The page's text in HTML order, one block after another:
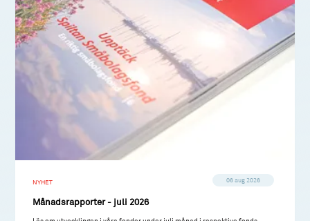
NYHET 06 aug 2026
Månadsrapporter - juli 2026